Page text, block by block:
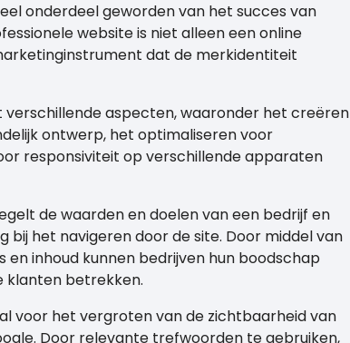
onderdeel geworden van het succes van
website is niet alleen een online
dat de merkidentiteit
verschillende aspecten, waaronder het creëren
ontwerp, het optimaliseren voor
responsiviteit op verschillende apparaten
de waarden en doelen van een bedrijf en
bij het navigeren door de site. Door middel van
inhoud kunnen bedrijven hun boodschap
betrekken.
voor het vergroten van de zichtbaarheid van
Door relevante trefwoorden te gebruiken,